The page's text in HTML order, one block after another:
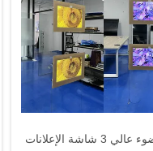
داخلي ضوء عالي 3 شاشة الإعلانات